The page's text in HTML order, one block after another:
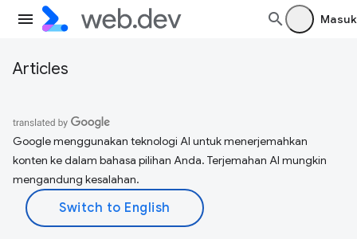
Masuk
Articles
Google menggunakan teknologi AI untuk menerjemahkan
konten ke dalam bahasa pilihan Anda. Terjemahan AI mungkin
mengandung kesalahan.